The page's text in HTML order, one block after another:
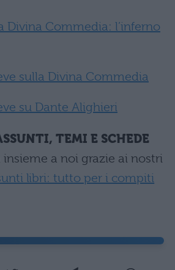
Divina Commedia: l’inferno
sulla Divina Commedia
su Dante Alighieri
TEMI E SCHEDE
insieme a noi grazie ai nostri
libri: tutto per i compiti